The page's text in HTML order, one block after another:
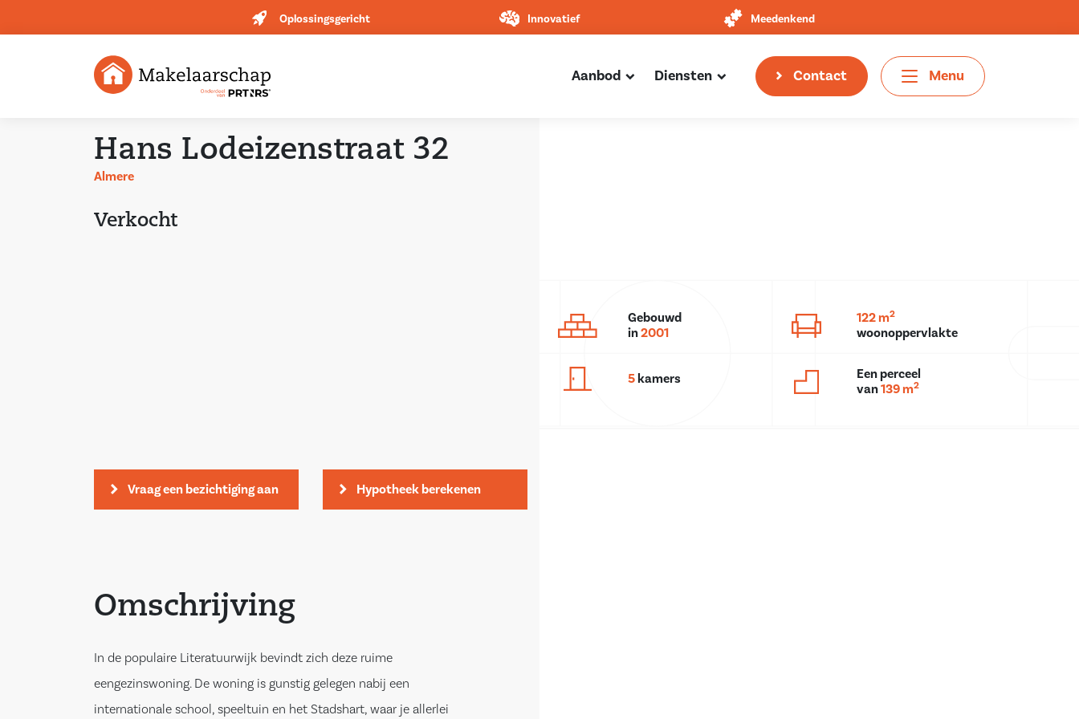
Oplossingsgericht Innovatief Meedenkend
Aanbod Diensten Contact Menu
Hans Lodeizenstraat 32
Almere
Verkocht
Gebouwd
in2001
122 m2
woonoppervlakte
5kamers
Een perceel
van139 m2
Vraag een bezichtiging aan Hypotheek berekenen
Omschrijving
In de populaire Literatuurwijk bevindt zich deze ruime
eengezinswoning. De woning is gunstig gelegen nabij een
internationale school, speeltuin en het Stadshart, waar je allerlei